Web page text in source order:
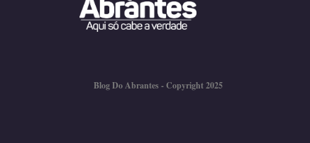
Blog Do Abrantes - Copyright 2025